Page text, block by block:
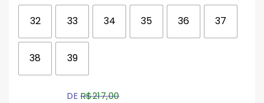
32 33 34 35 36 37
38 39
DER$217,00